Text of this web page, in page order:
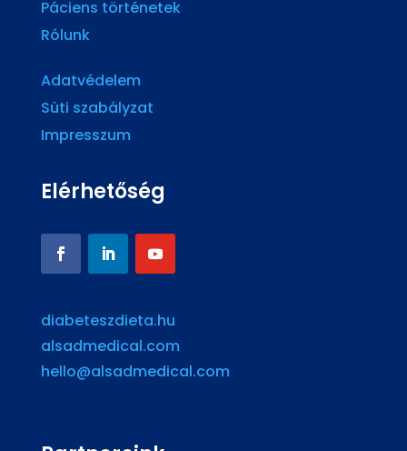
Páciens történetek
Rólunk
Adatvédelem
Süti szabályzat
Impresszum
Elérhetőség
diabeteszdieta.hu
alsadmedical.com
hello@alsadmedical.com